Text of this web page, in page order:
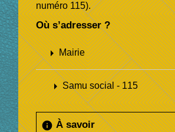
numéro 115).
Où s’adresser ?
arrow_rightMairie
arrow_rightSamu social - 115
infoÀ savoir